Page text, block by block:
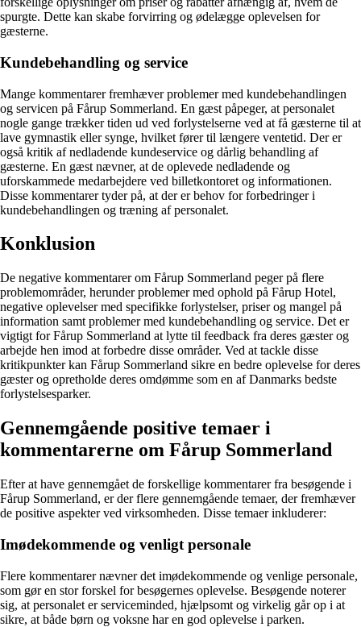
spurgte. Dette kan skabe forvirring og ødelægge oplevelsen for
gæsterne.
Kundebehandling og service
Mange kommentarer fremhæver problemer med kundebehandlingen
og servicen på Fårup Sommerland. En gæst påpeger, at personalet
nogle gange trækker tiden ud ved forlystelserne ved at få gæsterne til at
lave gymnastik eller synge, hvilket fører til længere ventetid. Der er
også kritik af nedladende kundeservice og dårlig behandling af
gæsterne. En gæst nævner, at de oplevede nedladende og
uforskammede medarbejdere ved billetkontoret og informationen.
Disse kommentarer tyder på, at der er behov for forbedringer i
kundebehandlingen og træning af personalet.
Konklusion
De negative kommentarer om Fårup Sommerland peger på flere
problemområder, herunder problemer med ophold på Fårup Hotel,
negative oplevelser med specifikke forlystelser, priser og mangel på
information samt problemer med kundebehandling og service. Det er
vigtigt for Fårup Sommerland at lytte til feedback fra deres gæster og
arbejde hen imod at forbedre disse områder. Ved at tackle disse
kritikpunkter kan Fårup Sommerland sikre en bedre oplevelse for deres
gæster og opretholde deres omdømme som en af Danmarks bedste
forlystelsesparker.
Gennemgående positive temaer i
kommentarerne om Fårup Sommerland
Efter at have gennemgået de forskellige kommentarer fra besøgende i
Fårup Sommerland, er der flere gennemgående temaer, der fremhæver
de positive aspekter ved virksomheden. Disse temaer inkluderer:
Imødekommende og venligt personale
Flere kommentarer nævner det imødekommende og venlige personale,
som gør en stor forskel for besøgernes oplevelse. Besøgende noterer
sig, at personalet er serviceminded, hjælpsomt og virkelig går op i at
sikre, at både børn og voksne har en god oplevelse i parken.